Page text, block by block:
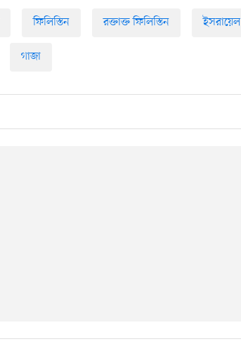
ফিলিস্তিন রক্তাক্ত ফিলিস্তিন ইসরায়েল
গাজা